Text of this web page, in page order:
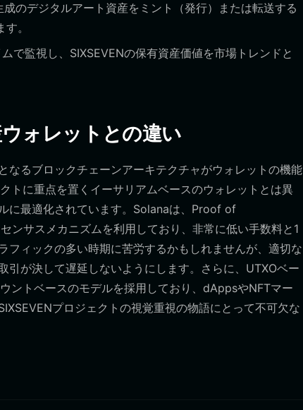
のデジタルアート資産をミント（発行）または転送する
。
で監視し、SIXSEVENの保有資産価値を市場トレンドと
ォレットとの違い
なるブロックチェーンアーキテクチャがウォレットの機能
トに重点を置くイーサリアムベースのウォレットとは異
に最適化されています。Solanaは、Proof of
サスメカニズムを利用しており、非常に低い手数料と1
ィックの多い時期に苦労するかもしれませんが、適切な
引が決して遅延しないようにします。さらに、UTXOベー
ントベースのモデルを採用しており、dAppsやNFTマー
プロジェクトの視覚重視の物語にとって不可欠な